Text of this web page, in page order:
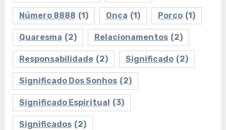
Número 8888 (1) Onça (1) Porco (1)
Quaresma (2) Relacionamentos (2)
Responsabilidade (2) Significado (2)
Significado Dos Sonhos (2)
Significado Espiritual (3)
Significados (2)